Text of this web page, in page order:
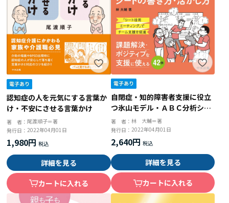
認知症の人を元気にする言葉か
け・不安にさせる言葉かけ
著 者：尾渡順子＝著
発行日：2022年04月01日
1,980円
詳細を見る
カートに入れる
自閉症・知的障害者支援に役立
つ氷山モデル・ＡＢＣ分析シー
トの書き方・活かし方
著 者： 林 大輔＝著
発行日： 2022年04月01日
2,640円
詳細を見る
カートに入れる